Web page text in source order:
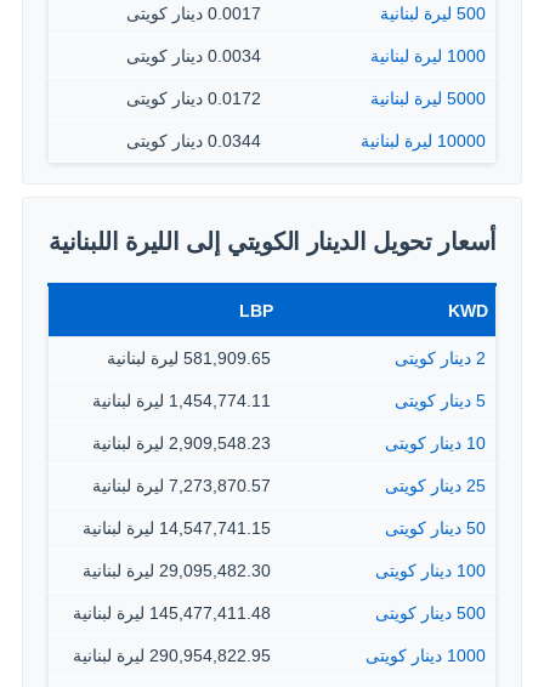
500 ليرة لبنانية 0.0017 دينار كويتى
1000 ليرة لبنانية 0.0034 دينار كويتى
5000 ليرة لبنانية 0.0172 دينار كويتى
10000 ليرة لبنانية 0.0344 دينار كويتى
أسعار تحويل الدينار الكويتي إلى الليرة اللبنانية
KWD
LBP
2 دينار كويتى 581,909.65 ليرة لبنانية
5 دينار كويتى 1,454,774.11 ليرة لبنانية
10 دينار كويتى 2,909,548.23 ليرة لبنانية
25 دينار كويتى 7,273,870.57 ليرة لبنانية
50 دينار كويتى 14,547,741.15 ليرة لبنانية
100 دينار كويتى 29,095,482.30 ليرة لبنانية
500 دينار كويتى 145,477,411.48 ليرة لبنانية
1000 دينار كويتى 290,954,822.95 ليرة لبنانية